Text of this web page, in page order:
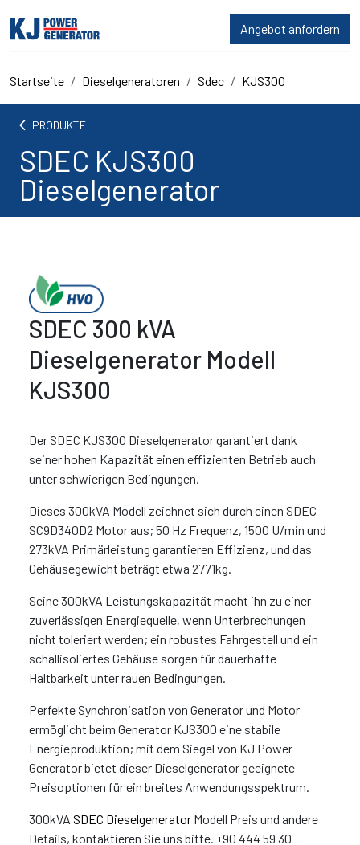
Angebot anfordern
Startseite Dieselgeneratoren Sdec KJS300
arrow_back_ios PRODUKTE
SDEC KJS300
Dieselgenerator
SDEC 300 kVA
Dieselgenerator Modell
KJS300
Der SDEC KJS300 Dieselgenerator garantiert dank
seiner hohen Kapazität einen effizienten Betrieb auch
unter schwierigen Bedingungen.
Dieses 300kVA Modell zeichnet sich durch einen SDEC
SC9D340D2 Motor aus; 50 Hz Frequenz, 1500 U/min und
273kVA Primärleistung garantieren Effizienz, und das
Gehäusegewicht beträgt etwa 2771kg.
Seine 300kVA Leistungskapazität macht ihn zu einer
zuverlässigen Energiequelle, wenn Unterbrechungen
nicht toleriert werden; ein robustes Fahrgestell und ein
schallisoliertes Gehäuse sorgen für dauerhafte
Haltbarkeit unter rauen Bedingungen.
Perfekte Synchronisation von Generator und Motor
ermöglicht beim Generator KJS300 eine stabile
Energieproduktion; mit dem Siegel von KJ Power
Generator bietet dieser Dieselgenerator geeignete
Preisoptionen für ein breites Anwendungsspektrum.
300kVA SDEC Dieselgenerator Modell Preis und andere
Details, kontaktieren Sie uns bitte. +90 444 59 30